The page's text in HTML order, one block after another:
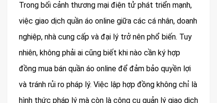
Trong bối cảnh thương mại điện tử phát triển mạnh,
việc giao dịch quần áo online giữa các cá nhân, doanh
nghiệp, nhà cung cấp và đại lý trở nên phổ biến. Tuy
nhiên, không phải ai cũng biết khi nào cần ký hợp
đồng mua bán quần áo online để đảm bảo quyền lợi
và tránh rủi ro pháp lý. Việc lập hợp đồng không chỉ là
hình thức pháp lý mà còn là công cụ quản lý giao dịch